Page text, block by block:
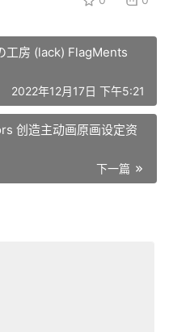
工房 (lack) FlagMents
2022年12月17日 下午5:21
创造主动画原画设定资
下一篇